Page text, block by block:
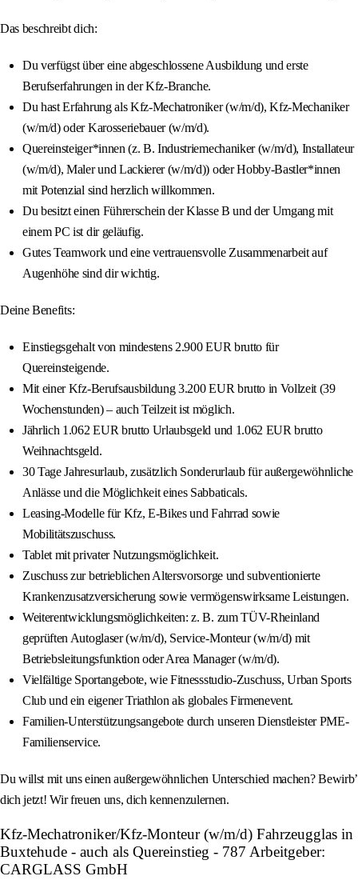
Das beschreibt dich:
Du verfügst über eine abgeschlossene Ausbildung und erste
Berufserfahrungen in der Kfz-Branche.
Du hast Erfahrung als Kfz-Mechatroniker (w/m/d), Kfz-Mechaniker
(w/m/d) oder Karosseriebauer (w/m/d).
Quereinsteiger*innen (z. B. Industriemechaniker (w/m/d), Installateur
(w/m/d), Maler und Lackierer (w/m/d)) oder Hobby-Bastler*innen
mit Potenzial sind herzlich willkommen.
Du besitzt einen Führerschein der Klasse B und der Umgang mit
einem PC ist dir geläufig.
Gutes Teamwork und eine vertrauensvolle Zusammenarbeit auf
Augenhöhe sind dir wichtig.
Deine Benefits:
Einstiegsgehalt von mindestens 2.900 EUR brutto für
Quereinsteigende.
Mit einer Kfz-Berufsausbildung 3.200 EUR brutto in Vollzeit (39
Wochenstunden) – auch Teilzeit ist möglich.
Jährlich 1.062 EUR brutto Urlaubsgeld und 1.062 EUR brutto
Weihnachtsgeld.
30 Tage Jahresurlaub, zusätzlich Sonderurlaub für außergewöhnliche
Anlässe und die Möglichkeit eines Sabbaticals.
Leasing-Modelle für Kfz, E-Bikes und Fahrrad sowie
Mobilitätszuschuss.
Tablet mit privater Nutzungsmöglichkeit.
Zuschuss zur betrieblichen Altersvorsorge und subventionierte
Krankenzusatzversicherung sowie vermögenswirksame Leistungen.
Weiterentwicklungsmöglichkeiten: z. B. zum TÜV-Rheinland
geprüften Autoglaser (w/m/d), Service-Monteur (w/m/d) mit
Betriebsleitungsfunktion oder Area Manager (w/m/d).
Vielfältige Sportangebote, wie Fitnessstudio-Zuschuss, Urban Sports
Club und ein eigener Triathlon als globales Firmenevent.
Familien-Unterstützungsangebote durch unseren Dienstleister PME-
Familienservice.
Du willst mit uns einen außergewöhnlichen Unterschied machen? Bewirb’
dich jetzt! Wir freuen uns, dich kennenzulernen.
Kfz-Mechatroniker/Kfz-Monteur (w/m/d) Fahrzeugglas in
Buxtehude - auch als Quereinstieg - 787 Arbeitgeber:
CARGLASS GmbH